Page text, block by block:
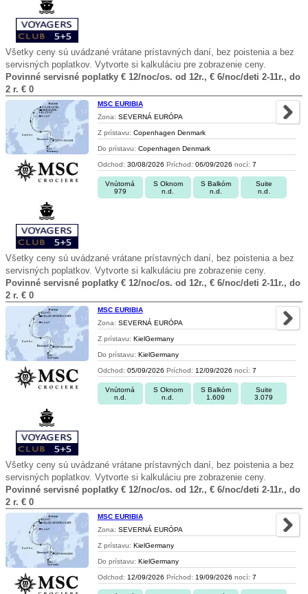
Všetky ceny sú uvádzané vrátane prístavných daní, bez poistenia a bez
servisných poplatkov. Vytvorte si kalkuláciu pre zobrazenie ceny.
Povinné servisné poplatky € 12/noc/os. od 12r., € 6/noc/deti 2-11r., do
2 r. € 0
MSC EURIBIA
Zona: SEVERNÁ EURÓPA
Z prístavu: Copenhagen Denmark
Do prístavu: Copenhagen Denmark
Odchod: 30/08/2026 Príchod: 06/09/2026 nocí: 7
Vnútorná
979
S Oknom
n.d.
S Balkóm
n.d.
Suite
n.d.
Všetky ceny sú uvádzané vrátane prístavných daní, bez poistenia a bez
servisných poplatkov. Vytvorte si kalkuláciu pre zobrazenie ceny.
Povinné servisné poplatky € 12/noc/os. od 12r., € 6/noc/deti 2-11r., do
2 r. € 0
MSC EURIBIA
Zona: SEVERNÁ EURÓPA
Z prístavu: KielGermany
Do prístavu: KielGermany
Odchod: 05/09/2026 Príchod: 12/09/2026 nocí: 7
Vnútorná
n.d.
S Oknom
n.d.
S Balkóm
1.609
Suite
3.079
Všetky ceny sú uvádzané vrátane prístavných daní, bez poistenia a bez
servisných poplatkov. Vytvorte si kalkuláciu pre zobrazenie ceny.
Povinné servisné poplatky € 12/noc/os. od 12r., € 6/noc/deti 2-11r., do
2 r. € 0
MSC EURIBIA
Zona: SEVERNÁ EURÓPA
Z prístavu: KielGermany
Do prístavu: KielGermany
Odchod: 12/09/2026 Príchod: 19/09/2026 nocí: 7